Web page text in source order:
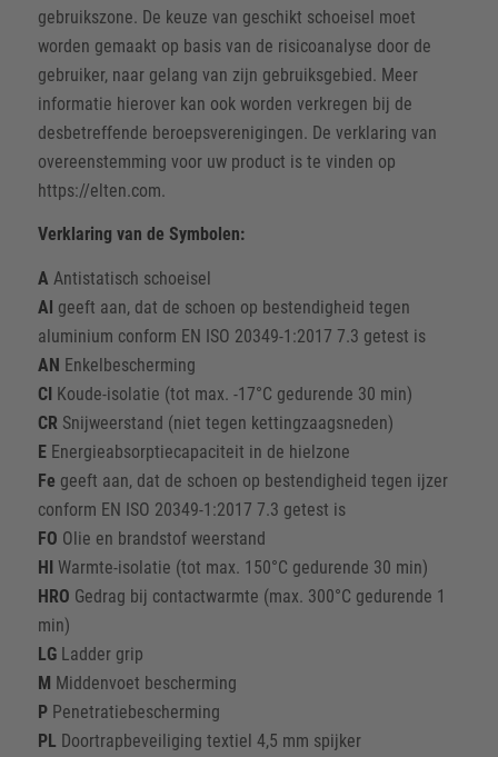
gebruikszone. De keuze van geschikt schoeisel moet
worden gemaakt op basis van de risicoanalyse door de
gebruiker, naar gelang van zijn gebruiksgebied. Meer
informatie hierover kan ook worden verkregen bij de
desbetreffende beroepsverenigingen. De verklaring van
overeenstemming voor uw product is te vinden op
https://elten.com.
Verklaring van de Symbolen:
A Antistatisch schoeisel
Al geeft aan, dat de schoen op bestendigheid tegen
aluminium conform EN ISO 20349-1:2017 7.3 getest is
AN Enkelbescherming
CIKoude-isolatie (tot max. -17°C gedurende 30 min)
CRSnijweerstand (niet tegen kettingzaagsneden)
EEnergieabsorptiecapaciteit in de hielzone
Fe geeft aan, dat de schoen op bestendigheid tegen ijzer
conform EN ISO 20349-1:2017 7.3 getest is
FO Olie en brandstof weerstand
HIWarmte-isolatie (tot max. 150°C gedurende 30 min)
HRO Gedrag bij contactwarmte (max. 300°C gedurende 1
min)
LGLadder grip
M Middenvoet bescherming
PPenetratiebescherming
PL Doortrapbeveiliging textiel 4,5 mm spijker